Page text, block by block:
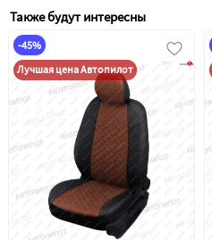
Также будут интересны
-45%
Лучшая цена Автопилот